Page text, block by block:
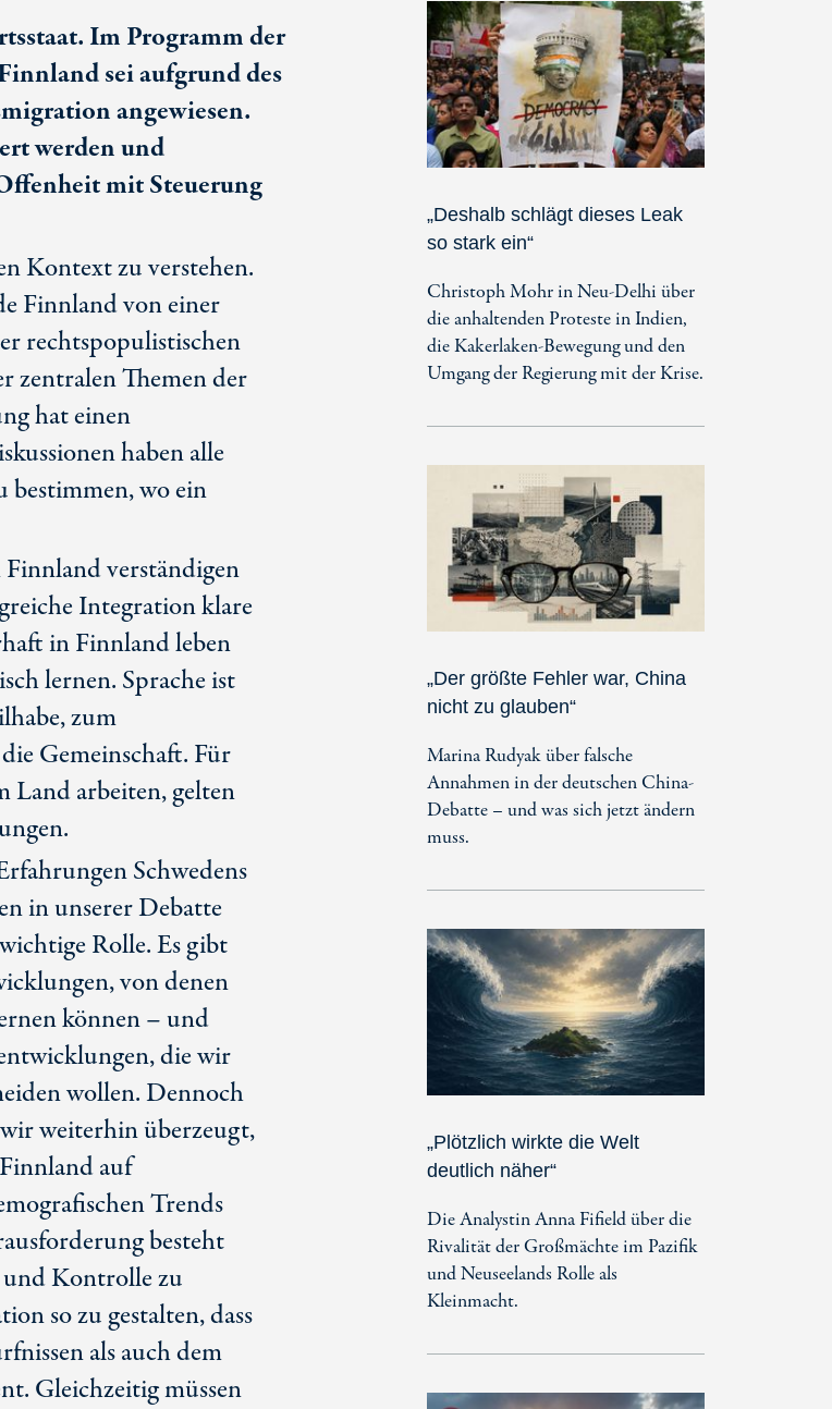
Im Programm der
sei aufgrund des
angewiesen.
werden und
mit Steuerung
Kontext zu verstehen.
Finnland von einer
rechtspopulistischen
zentralen Themen der
hat einen
haben alle
bestimmen, wo ein
verständigen
Integration klare
in Finnland leben
lernen. Sprache ist
zum
Gemeinschaft. Für
Land arbeiten, gelten
Schwedens
in unserer Debatte
Rolle. Es gibt
von denen
können – und
die wir
wollen. Dennoch
weiterhin überzeugt,
auf
Trends
besteht
Kontrolle zu
so zu gestalten, dass
als auch dem
Gleichzeitig müssen
„Deshalb schlägt dieses Leak
so stark ein“
Christoph Mohr in Neu-Delhi über
die anhaltenden Proteste in Indien,
die Kakerlaken-Bewegung und den
Umgang der Regierung mit der Krise.
„Der größte Fehler war, China
nicht zu glauben“
Marina Rudyak über falsche
Annahmen in der deutschen China-
Debatte – und was sich jetzt ändern
muss.
„Plötzlich wirkte die Welt
deutlich näher“
Die Analystin Anna Fifield über die
Rivalität der Großmächte im Pazifik
und Neuseelands Rolle als
Kleinmacht.